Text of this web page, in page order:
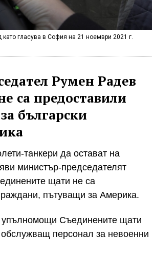
гласува в София на 21 ноември 2021 г.
Румен Радев
са предоставили
български
танкери да остават на
министър-председателят
щати не са
пътуващи за Америка.
упълномощи Съединените щати
персонал за невоенни